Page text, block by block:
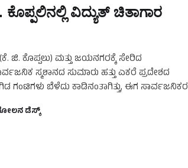
ವಿದ್ಯುತ್ ಚಿತಾಗಾರ
ಜಿ. ಕೊಪ್ಪಲು) ಮತ್ತು ಜಯನಗರಕ್ಕೆ ಸೇರಿದ
ಸ್ಮಶಾನದ ಸುಮಾರು ಹತ್ತು ಎಕರೆ ಪ್ರದೇಶದ
ಗಂಟಿಗಳು ಬೆಳೆದು ಕಾಡಿನಂತಾಗಿತ್ತು, ಈಗ ಸಾರ್ವಜನಿಕರ
ಡೆಸ್ಕ್